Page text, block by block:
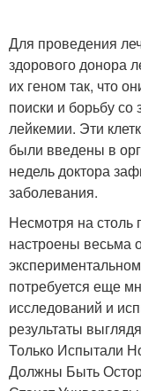
Для проведения
здорового донора
их геном так, что
поиски и борьбу со
лейкемии. Эти
были введены в
недель доктора
заболевания.
Несмотря на столь
настроены весьма
потребуется еще
исследований и
результаты
Только Испытали
Должны Быть